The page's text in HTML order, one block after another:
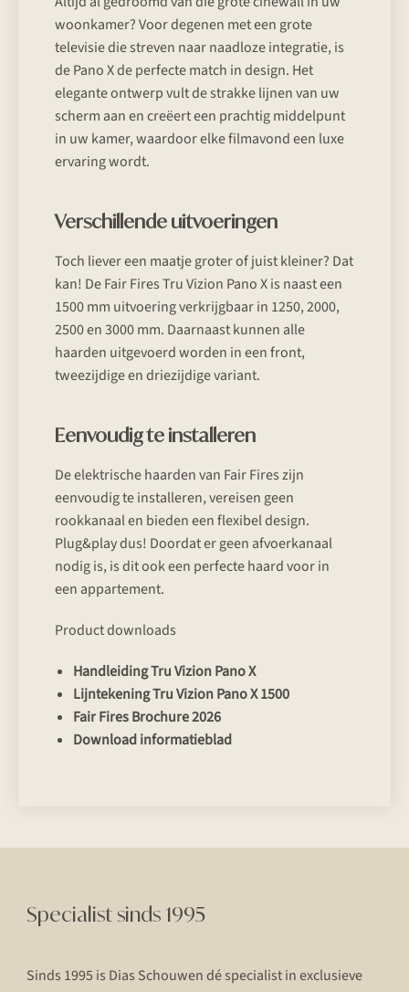
woonkamer? Voor degenen met een grote
televisie die streven naar naadloze integratie, is
de Pano X de perfecte match in design. Het
elegante ontwerp vult de strakke lijnen van uw
scherm aan en creëert een prachtig middelpunt
in uw kamer, waardoor elke filmavond een luxe
ervaring wordt.
Verschillende uitvoeringen
Toch liever een maatje groter of juist kleiner? Dat
kan! De Fair Fires Tru Vizion Pano X is naast een
1500 mm uitvoering verkrijgbaar in 1250, 2000,
2500 en 3000 mm. Daarnaast kunnen alle
haarden uitgevoerd worden in een front,
tweezijdige en driezijdige variant.
Eenvoudig te installeren
De elektrische haarden van Fair Fires zijn
eenvoudig te installeren, vereisen geen
rookkanaal en bieden een flexibel design.
Plug&play dus! Doordat er geen afvoerkanaal
nodig is, is dit ook een perfecte haard voor in
een appartement.
Product downloads
Handleiding Tru Vizion Pano X
Lijntekening Tru Vizion Pano X 1500
Fair Fires Brochure 2026
Download informatieblad
Specialist sinds 1995
Sinds 1995 is Dias Schouwen dé specialist in exclusieve